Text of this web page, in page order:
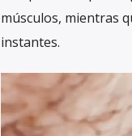
músculos, mientras
instantes.